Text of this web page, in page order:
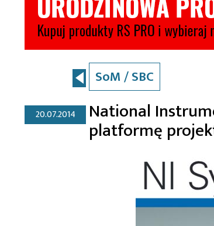
SoM / SBC
20.07.2014 National
platformę